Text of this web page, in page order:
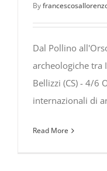
By
Dal Pollino
archeologiche tra
Bellizzi (CS) - 4/6
internazionali di
Read More